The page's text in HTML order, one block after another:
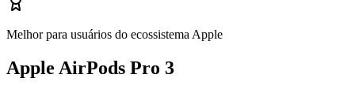
Melhor para usuários do ecossistema Apple
Apple AirPods Pro 3 ​​​​​​​